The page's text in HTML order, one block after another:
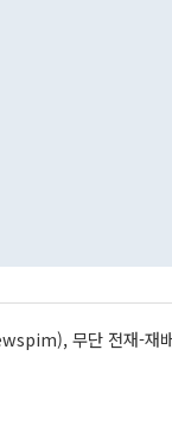
무단 전재-재